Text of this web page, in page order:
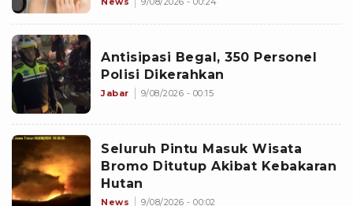
Antisipasi Begal, 350 Personel
Polisi Dikerahkan
Jabar 9/08/2026 - 00:15
Seluruh Pintu Masuk Wisata
Bromo Ditutup Akibat Kebakaran
Hutan
News 9/08/2026 - 00:02